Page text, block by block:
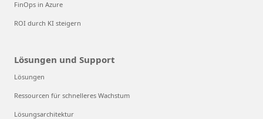
FinOps in Azure
ROI durch KI steigern
Lösungen und Support
Lösungen
Ressourcen für schnelleres Wachstum
Lösungsarchitektur